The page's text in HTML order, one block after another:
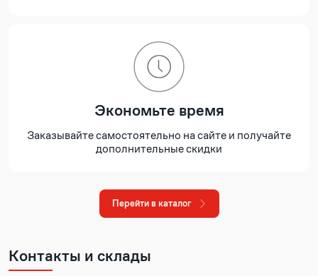
Экономьте время
Заказывайте самостоятельно на сайте и получайте
дополнительные скидки
Перейти в каталог
Контакты и склады